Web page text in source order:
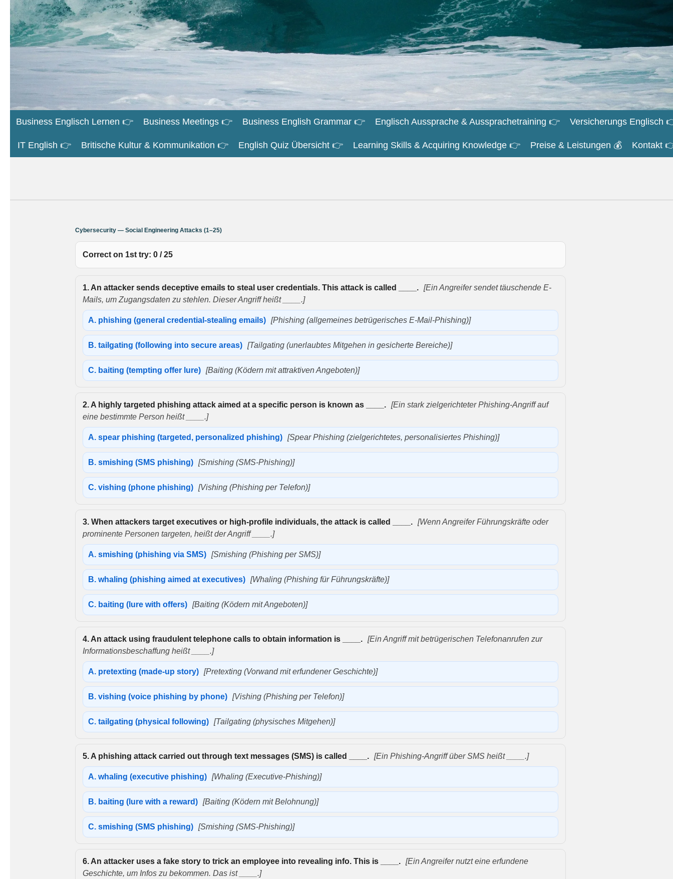
Business Englisch Lernen 👉 Business Meetings 👉 Business English Grammar 👉 Englisch Aussprache & Aussprachetraining 👉 Versicherungs Englisch
IT English 👉 Britische Kultur & Kommunikation 👉 English Quiz Übersicht 👉 Learning Skills & Acquiring Knowledge 👉 Preise & Leistungen 💰 Kontakt
Cybersecurity — Social Engineering Attacks (1–25)
Correct on 1st try: 0/25
1. An attacker sends deceptive emails to steal user credentials. This attack is called ____. [Ein Angreifer sendet täuschende E-
Mails, um Zugangsdaten zu stehlen. Dieser Angriff heißt ____.]
A. phishing (general credential-stealing emails) [Phishing (allgemeines betrügerisches E-Mail-Phishing)]
B. tailgating (following into secure areas) [Tailgating (unerlaubtes Mitgehen in gesicherte Bereiche)]
C. baiting (tempting offer lure) [Baiting (Ködern mit attraktiven Angeboten)]
2. A highly targeted phishing attack aimed at a specific person is known as ____. [Ein stark zielgerichteter Phishing-Angriff auf
eine bestimmte Person heißt ____.]
A. spear phishing (targeted, personalized phishing) [Spear Phishing (zielgerichtetes, personalisiertes Phishing)]
B. smishing (SMS phishing) [Smishing (SMS-Phishing)]
C. vishing (phone phishing) [Vishing (Phishing per Telefon)]
3. When attackers target executives or high-profile individuals, the attack is called ____. [Wenn Angreifer Führungskräfte oder
prominente Personen targeten, heißt der Angriff ____.]
A. smishing (phishing via SMS) [Smishing (Phishing per SMS)]
B. whaling (phishing aimed at executives) [Whaling (Phishing für Führungskräfte)]
C. baiting (lure with offers) [Baiting (Ködern mit Angeboten)]
4. An attack using fraudulent telephone calls to obtain information is ____. [Ein Angriff mit betrügerischen Telefonanrufen zur
Informationsbeschaffung heißt ____.]
A. pretexting (made-up story) [Pretexting (Vorwand mit erfundener Geschichte)]
B. vishing (voice phishing by phone) [Vishing (Phishing per Telefon)]
C. tailgating (physical following) [Tailgating (physisches Mitgehen)]
5. A phishing attack carried out through text messages (SMS) is called ____. [Ein Phishing-Angriff über SMS heißt ____.]
A. whaling (executive phishing) [Whaling (Executive-Phishing)]
B. baiting (lure with a reward) [Baiting (Ködern mit Belohnung)]
C. smishing (SMS phishing) [Smishing (SMS-Phishing)]
6. An attacker uses a fake story to trick an employee into revealing info. This is ____. [Ein Angreifer nutzt eine erfundene
Geschichte, um Infos zu bekommen. Das ist ____.]